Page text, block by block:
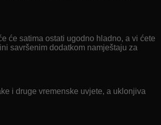
će satima ostati ugodno hladno, a vi ćete
savršenim dodatkom namještaju za
i druge vremenske uvjete, a uklonjiva